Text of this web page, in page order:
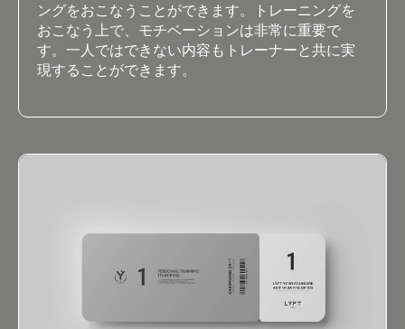
ングをおこなうことができます。トレーニングを
おこなう上で、モチベーションは非常に重要で
す。一人ではできない内容もトレーナーと共に実
現することができます。